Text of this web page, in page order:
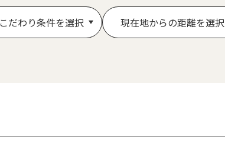
こだわり条件を選択 現在地からの距離を選択